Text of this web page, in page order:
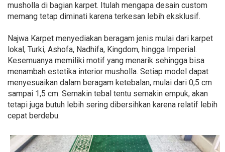
musholla di bagian karpet. Itulah mengapa desain custom
memang tetap diminati karena terkesan lebih eksklusif.
Najwa Karpet menyediakan beragam jenis mulai dari karpet
lokal, Turki, Ashofa, Nadhifa, Kingdom, hingga Imperial.
Kesemuanya memiliki motif yang menarik sehingga bisa
menambah estetika interior musholla. Setiap model dapat
menyesuaikan dalam beragam ketebalan, mulai dari 0,5 cm
sampai 1,5 cm. Semakin tebal tentu semakin empuk, akan
tetapi juga butuh lebih sering dibersihkan karena relatif lebih
cepat berdebu.